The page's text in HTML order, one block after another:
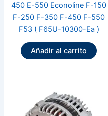
450 E-550 Econoline F-150
F-250 F-350 F-450 F-550
F53 ( F65U-10300-Ea )
Añadir al carrito